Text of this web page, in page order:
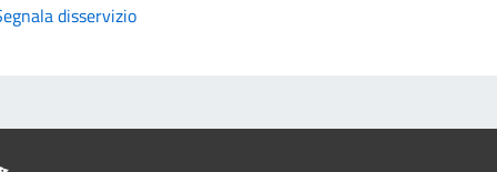
disservizio